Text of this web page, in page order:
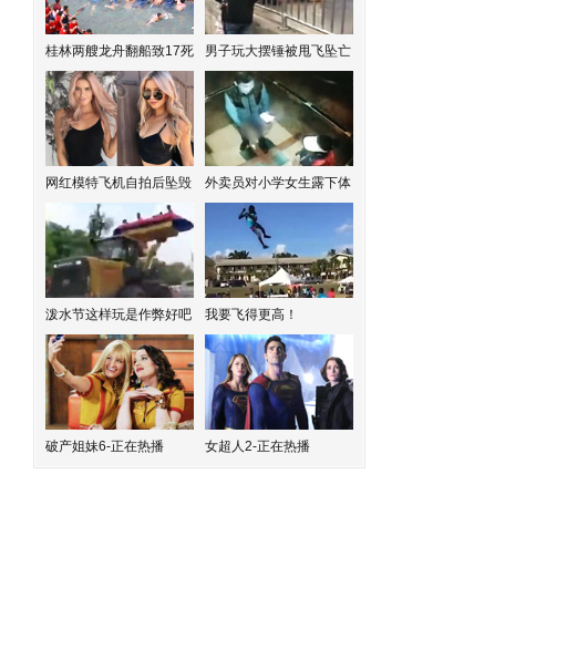
桂林两艘龙舟翻船致17死 男子玩大摆锤被甩飞坠亡
网红模特飞机自拍后坠毁 外卖员对小学女生露下体
泼水节这样玩是作弊好吧 我要飞得更高！
破产姐妹6-正在热播 女超人2-正在热播